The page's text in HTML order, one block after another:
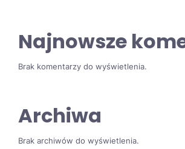
Najnowsze
Brak komentarzy do wyświetlenia.
Archiwa
Brak archiwów do wyświetlenia.